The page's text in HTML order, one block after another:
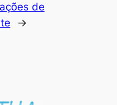
de
→